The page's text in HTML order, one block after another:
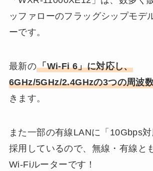
ッファローのフラッグシップモデ
ーです。
最新の「Wi-Fi 6」に対応し、
6GHz/5GHz/2.4GHzの3つの周波
きます。
また一部の有線LANに「10Gbps
採用しているので、無線・有線と
Wi-Fiルーターです！